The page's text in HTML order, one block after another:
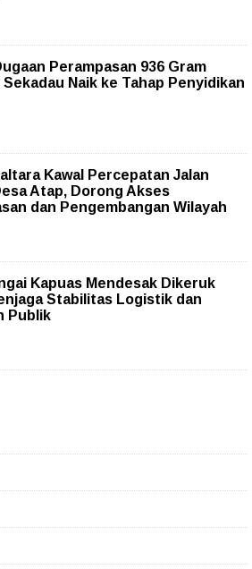
Perampasan 936 Gram
Sekadau Naik ke Tahap Penyidikan
Kawal Percepatan Jalan
Atap, Dorong Akses
dan Pengembangan Wilayah
Kapuas Mendesak Dikeruk
Stabilitas Logistik dan
Publik